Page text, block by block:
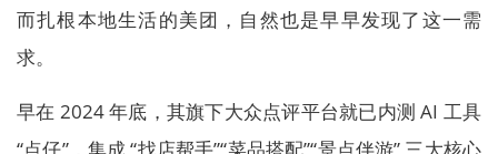
而扎根本地生活的美团，自然也是早早发现了这一需
求。
早在 2024 年底，其旗下大众点评平台就已内测 AI 工具